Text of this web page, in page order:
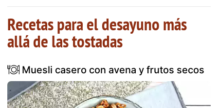
Recetas para el desayuno más
allá de las tostadas
Muesli casero con avena y frutos secos